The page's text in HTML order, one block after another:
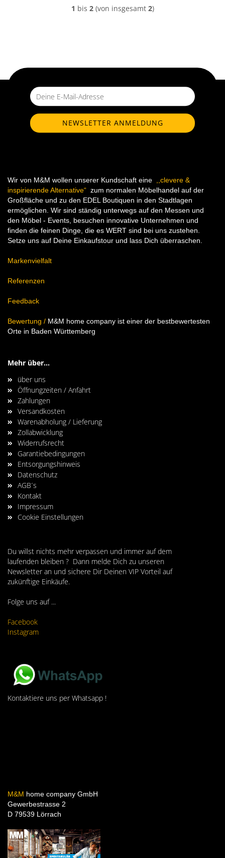
1 bis 2(von insgesamt 2)
Wir von M&M wollen unserer Kundschaft eine
,,clevere &
inspirierende Alternative“ zum normalen Möbelhandel auf der
Großfläche und zu den EDEL Boutiquen in den Stadtlagen
ermöglichen. Wir sind ständig unterwegs auf den Messen und
den Möbel - Events, besuchen innovative Unternehmen und
finden die feinen Dinge, die es WERT sind bei uns zustehen.
Setze uns auf Deine Einkaufstour und lass Dich überraschen.
Markenvielfalt
Referenzen
Feedback
Bewertung / M&M home company ist einer der bestbewertesten
Orte in Baden Württemberg
Mehr über...
über uns
Öffnungzeiten / Anfahrt
Zahlungen
Versandkosten
Warenabholung / Lieferung
Zollabwicklung
Widerrufsrecht
Garantiebedingungen
Entsorgungshinweis
Datenschutz
AGB´s
Kontakt
Impressum
Cookie Einstellungen
Du willst nichts mehr verpassen und immer auf dem
laufenden bleiben ? Dann melde Dich zu unseren
Newsletter an und sichere Dir Deinen VIP Vorteil auf
zukünftige Einkäufe.
Folge uns auf ...
Facebook
Instagram
Kontaktiere uns per Whatsapp !
M&M home company GmbH
Gewerbestrasse 2
D 79539 Lörrach